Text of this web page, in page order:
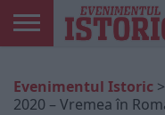
ONLINE
EDIȚII
TIPĂRITE
ISTORIC
PLAY
CONTUL
MEU
Evenimentul Istoric >
2020 – Vremea în